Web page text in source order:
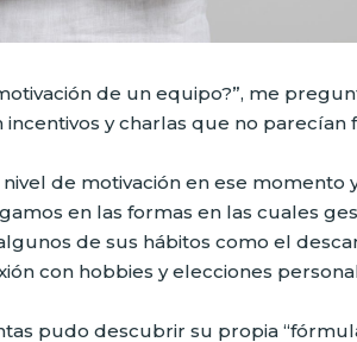
de un equipo?”, me
incentivos y charlas que no parecían
de motivación en ese momento
en las formas en las cuales
de sus hábitos como el
con hobbies y elecciones
pudo descubrir su propia